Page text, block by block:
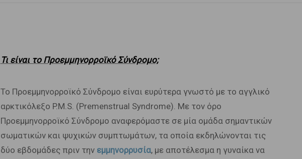
Τι είναι το Προεμμηνορροϊκό Σύνδρομο;
Το Προεμμηνορροϊκό Σύνδρομο είναι ευρύτερα γνωστό με το αγγλικό
αρκτικόλεξο P.M.S. (Premenstrual Syndrome). Με τον όρο
Προεμμηνορροϊκό Σύνδρομο αναφερόμαστε σε μία ομάδα σημαντικών
σωματικών και ψυχικών συμπτωμάτων, τα οποία εκδηλώνονται τις
δύο εβδομάδες πριν την εμμηνορρυσία, με αποτέλεσμα η γυναίκα να